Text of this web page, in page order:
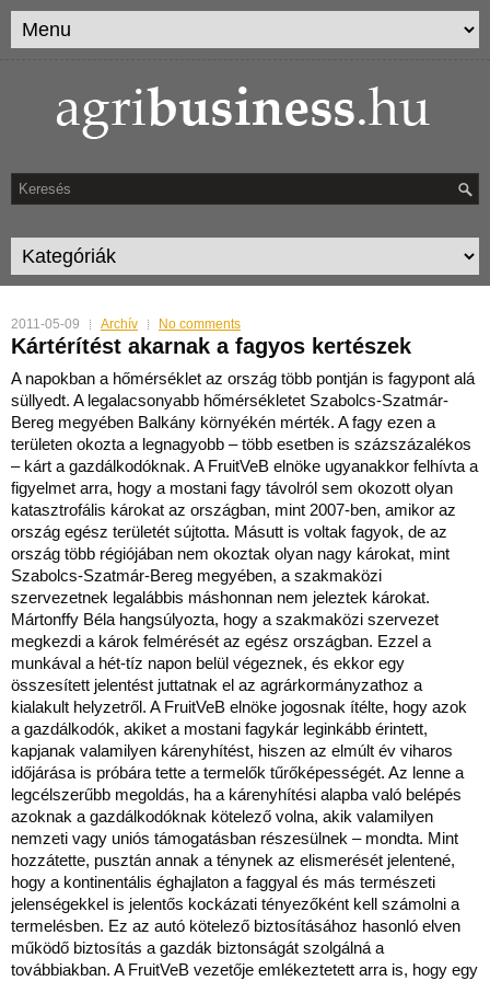
2011-05-09 Archív No comments
Kártérítést akarnak a fagyos kertészek
A napokban a hőmérséklet az ország több pontján is fagypont alá
süllyedt. A legalacsonyabb hőmérsékletet Szabolcs-Szatmár-
Bereg megyében Balkány környékén mérték. A fagy ezen a
területen okozta a legnagyobb – több esetben is százszázalékos
– kárt a gazdálkodóknak. A FruitVeB elnöke ugyanakkor felhívta a
figyelmet arra, hogy a mostani fagy távolról sem okozott olyan
katasztrofális károkat az országban, mint 2007-ben, amikor az
ország egész területét sújtotta. Másutt is voltak fagyok, de az
ország több régiójában nem okoztak olyan nagy károkat, mint
Szabolcs-Szatmár-Bereg megyében, a szakmaközi
szervezetnek legalábbis máshonnan nem jeleztek károkat.
Mártonffy Béla hangsúlyozta, hogy a szakmaközi szervezet
megkezdi a károk felmérését az egész országban. Ezzel a
munkával a hét-tíz napon belül végeznek, és ekkor egy
összesített jelentést juttatnak el az agrárkormányzathoz a
kialakult helyzetről. A FruitVeB elnöke jogosnak ítélte, hogy azok
a gazdálkodók, akiket a mostani fagykár leginkább érintett,
kapjanak valamilyen kárenyhítést, hiszen az elmúlt év viharos
időjárása is próbára tette a termelők tűrőképességét. Az lenne a
legcélszerűbb megoldás, ha a kárenyhítési alapba való belépés
azoknak a gazdálkodóknak kötelező volna, akik valamilyen
nemzeti vagy uniós támogatásban részesülnek – mondta. Mint
hozzátette, pusztán annak a ténynek az elismerését jelentené,
hogy a kontinentális éghajlaton a faggyal és más természeti
jelenségekkel is jelentős kockázati tényezőként kell számolni a
termelésben. Ez az autó kötelező biztosításához hasonló elven
működő biztosítás a gazdák biztonságát szolgálná a
továbbiakban. A FruitVeB vezetője emlékeztetett arra is, hogy egy